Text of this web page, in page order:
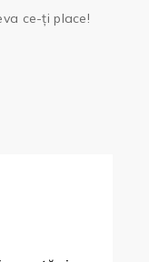
ce-ți place!